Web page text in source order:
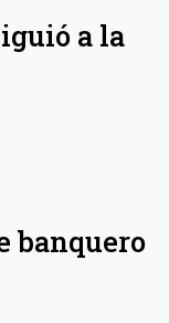
a la
banquero